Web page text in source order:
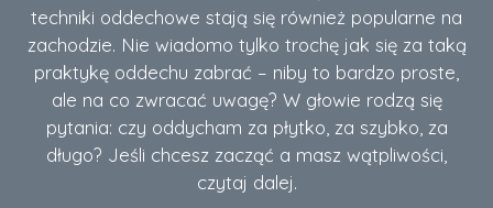
techniki oddechowe stają się również popularne na
zachodzie. Nie wiadomo tylko trochę jak się za taką
praktykę oddechu zabrać – niby to bardzo proste,
ale na co zwracać uwagę? W głowie rodzą się
pytania: czy oddycham za płytko, za szybko, za
długo? Jeśli chcesz zacząć a masz wątpliwości,
czytaj dalej.